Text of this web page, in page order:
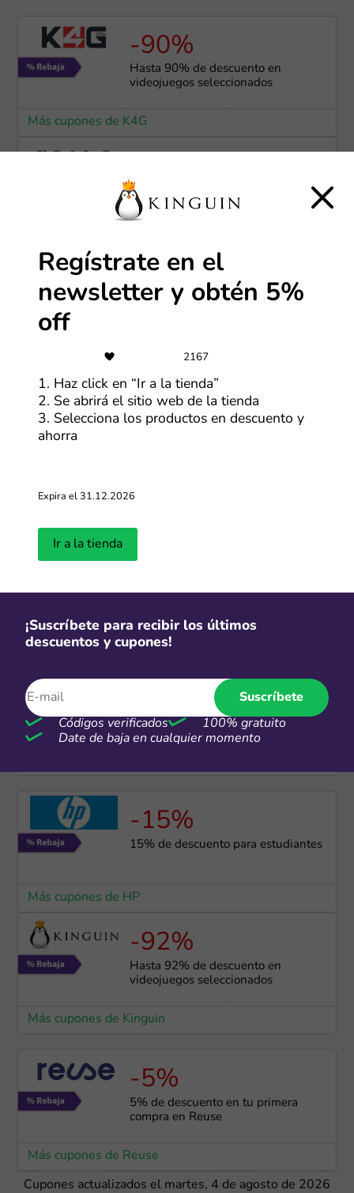
-90%
Hasta 90% de descuento en
videojuegos seleccionados
Más cupones de K4G
Compra con hasta 18 cuotas sin
interés
-5%
Más cupones de Kinguin
Envío gratis
Más cupones de LG
Más cupones de Hiraoka
Hasta 18 cuotas sin intereses con
BCP, Interbank y BBVA
-15%
15% de descuento para estudiantes
Más cupones de HP
-92%
Hasta 92% de descuento en
videojuegos seleccionados
Más cupones de Kinguin
-5%
5% de descuento en tu primera
compra en Reuse
Más cupones de Reuse
Cupones actualizados el martes, 4 de agosto de 2026
Regístrate en el
newsletter y obtén 5%
off
2167
1. Haz click en “Ir a la tienda”
2. Se abrirá el sitio web de la tienda
3. Selecciona los productos en descuento y
ahorra
Expira el 31.12.2026
Ir a la tienda
¡Suscríbete para recibir los últimos
descuentos y cupones!
Suscríbete
Códigos verificados
100% gratuito
Date de baja en cualquier momento